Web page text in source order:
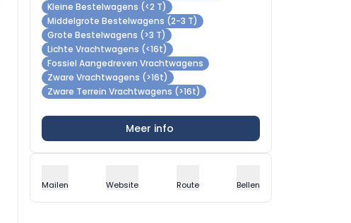
Kleine Bestelwagens (<2 T)
Middelgrote Bestelwagens (2-3 T)
Grote Bestelwagens (>3 T)
Lichte Vrachtwagens (<16t)
Fossiel Aangedreven Vrachtwagens
Zware Vrachtwagens (>16t)
Zware Terrein Vrachtwagens (>16t)
Meer info
Mailen Website Route Bellen